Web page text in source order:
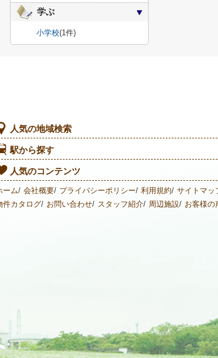
学ぶ
小学校(1件)
人気の地域検索
駅から探す
人気のコンテンツ
ーム 会社概要 プライバシーポリシー 利用規約
サイトマッ
件カタログ
お問い合わせ スタッフ紹介 周辺施設 お客様の